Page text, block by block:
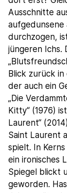
Ausschnitte
aufgedunsene
durchzogen,
jüngeren Ichs.
Blick zurück
der auch ein
„Die
Kitty“ (1976)
Laurent“
Saint Laurent
spielt. In
ein ironisches
Spiegel blickt
geworden.